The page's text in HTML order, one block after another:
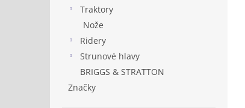
Traktory
Nože
Ridery
Strunové hlavy
BRIGGS & STRATTON
Značky